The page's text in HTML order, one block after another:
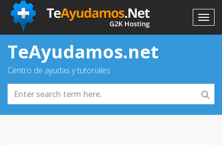
TeAyudamos.net
Centro de ayudas y tutoriales